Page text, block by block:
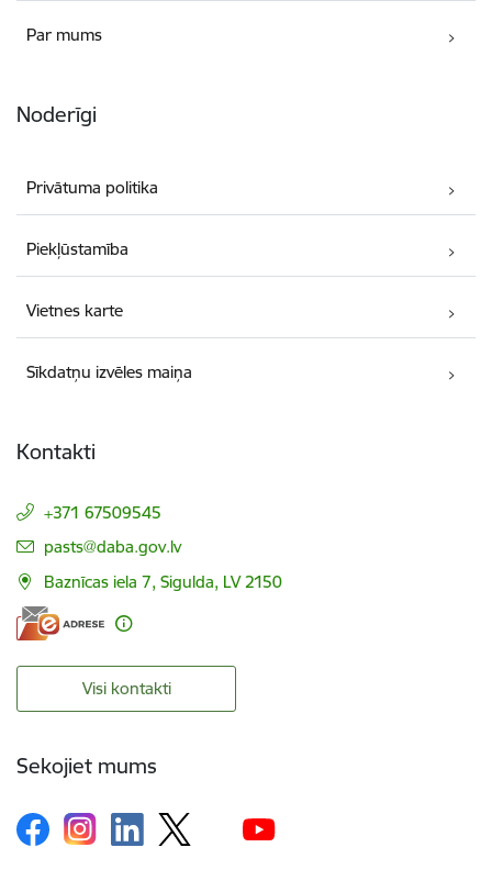
Par mums
Noderīgi
Privātuma politika
Piekļūstamība
Vietnes karte
Sīkdatņu izvēles maiņa
Kontakti
+371 67509545
E-pasts:
pasts@daba.gov.lv
Baznīcas iela 7, Sigulda, LV 2150
Visi kontakti
Sekojiet mums